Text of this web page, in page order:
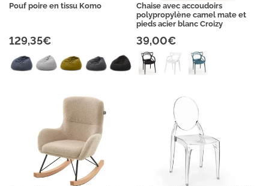
Pouf poire en tissu Komo
129,35€
Chaise avec accoudoirs
polypropylène camel mate et
pieds acier blanc Croizy
39,00€